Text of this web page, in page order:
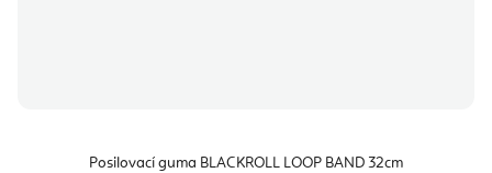
Posilovací guma BLACKROLL LOOP BAND 32cm